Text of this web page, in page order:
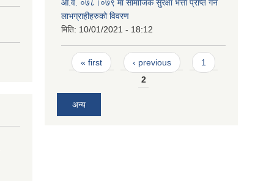
आ.व. ०७८।०७९ मा सामाजिक सुरक्षा भत्ता प्राप्त गर्ने
लाभग्राहीहरुको विवरण
मिति: 10/01/2021 - 18:12
Pages
« first ‹ previous
1
2
अन्य